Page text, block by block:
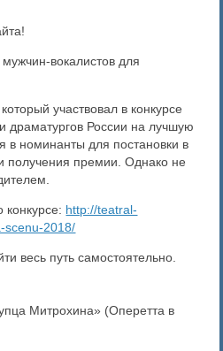
вокалистов для
участвовал в конкурсе
драматургов России на лучшую
в номинанты для постановки в
получения премии. Однако не
http://teatral-
scenu-2018/
весь путь самостоятельно.
Митрохина» (Оперетта в